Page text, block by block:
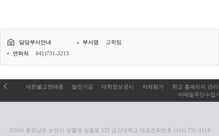
담당부서안내 부서명
교학팀
연락처
041)731-3213
대한불교천태종 발전기금 대학정보공시 자체평가
학교 홈페이지 관
이메일무단수집
32906 충청남도 논산시 상월면 상월로 522 금강대학교 대표전화번호 (041) 731-3114